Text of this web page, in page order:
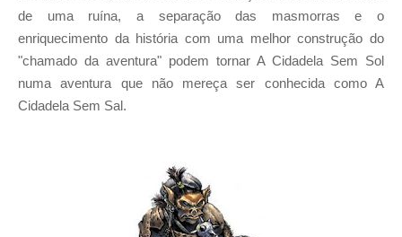
de uma ruína, a separação das masmorras e o
enriquecimento da história com uma melhor construção do
"chamado da aventura" podem tornar A Cidadela Sem Sol
numa aventura que não mereça ser conhecida como A
Cidadela Sem Sal.